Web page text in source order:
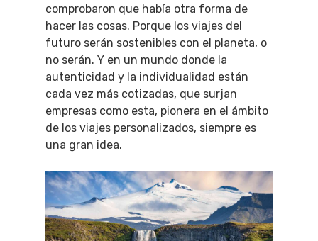
comprobaron que había otra forma de
hacer las cosas. Porque los viajes del
futuro serán sostenibles con el planeta, o
no serán. Y en un mundo donde la
autenticidad y la individualidad están
cada vez más cotizadas, que surjan
empresas como esta, pionera en el ámbito
de los viajes personalizados, siempre es
una gran idea.